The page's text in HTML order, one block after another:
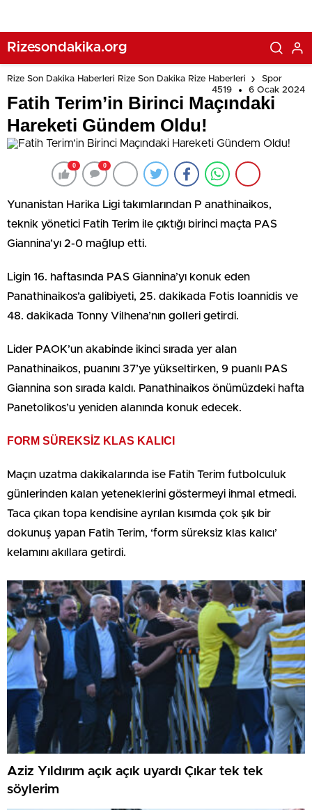
Rizesondakika.org
Rize Son Dakika Haberleri Rize Son Dakika Rize Haberleri
Spor
4519
6 Ocak 2024
Fatih Terim’in Birinci Maçındaki
Hareketi Gündem Oldu!
0 0
Yunanistan Harika Ligi takımlarından P anathinaikos,
teknik yönetici Fatih Terim ile çıktığı birinci maçta PAS
Giannina’yı 2-0 mağlup etti.
Ligin 16. haftasında PAS Giannina’yı konuk eden
Panathinaikos’a galibiyeti, 25. dakikada Fotis Ioannidis ve
48. dakikada Tonny Vilhena’nın golleri getirdi.
Lider PAOK’un akabinde ikinci sırada yer alan
Panathinaikos, puanını 37’ye yükseltirken, 9 puanlı PAS
Giannina son sırada kaldı. Panathinaikos önümüzdeki hafta
Panetolikos’u yeniden alanında konuk edecek.
FORM SÜREKSİZ KLAS KALICI
Maçın uzatma dakikalarında ise Fatih Terim futbolculuk
günlerinden kalan yeteneklerini göstermeyi ihmal etmedi.
Taca çıkan topa kendisine ayrılan kısımda çok şık bir
dokunuş yapan Fatih Terim, ‘form süreksiz klas kalıcı’
kelamını akıllara getirdi.
Aziz Yıldırım açık açık uyardı Çıkar tek tek
söylerim